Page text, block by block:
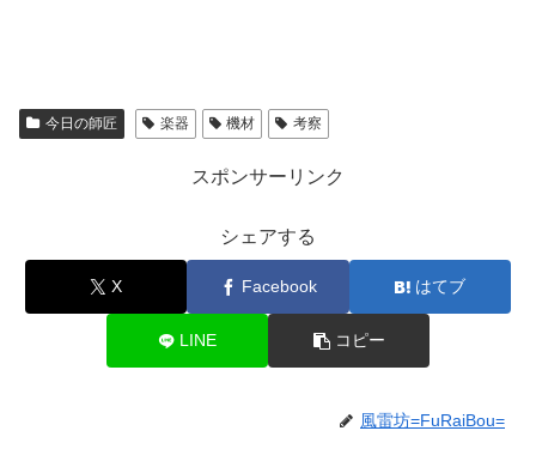
今日の師匠 楽器 機材 考察
スポンサーリンク
シェアする
X Facebook はてブ
LINE コピー
風雷坊=FuRaiBou=